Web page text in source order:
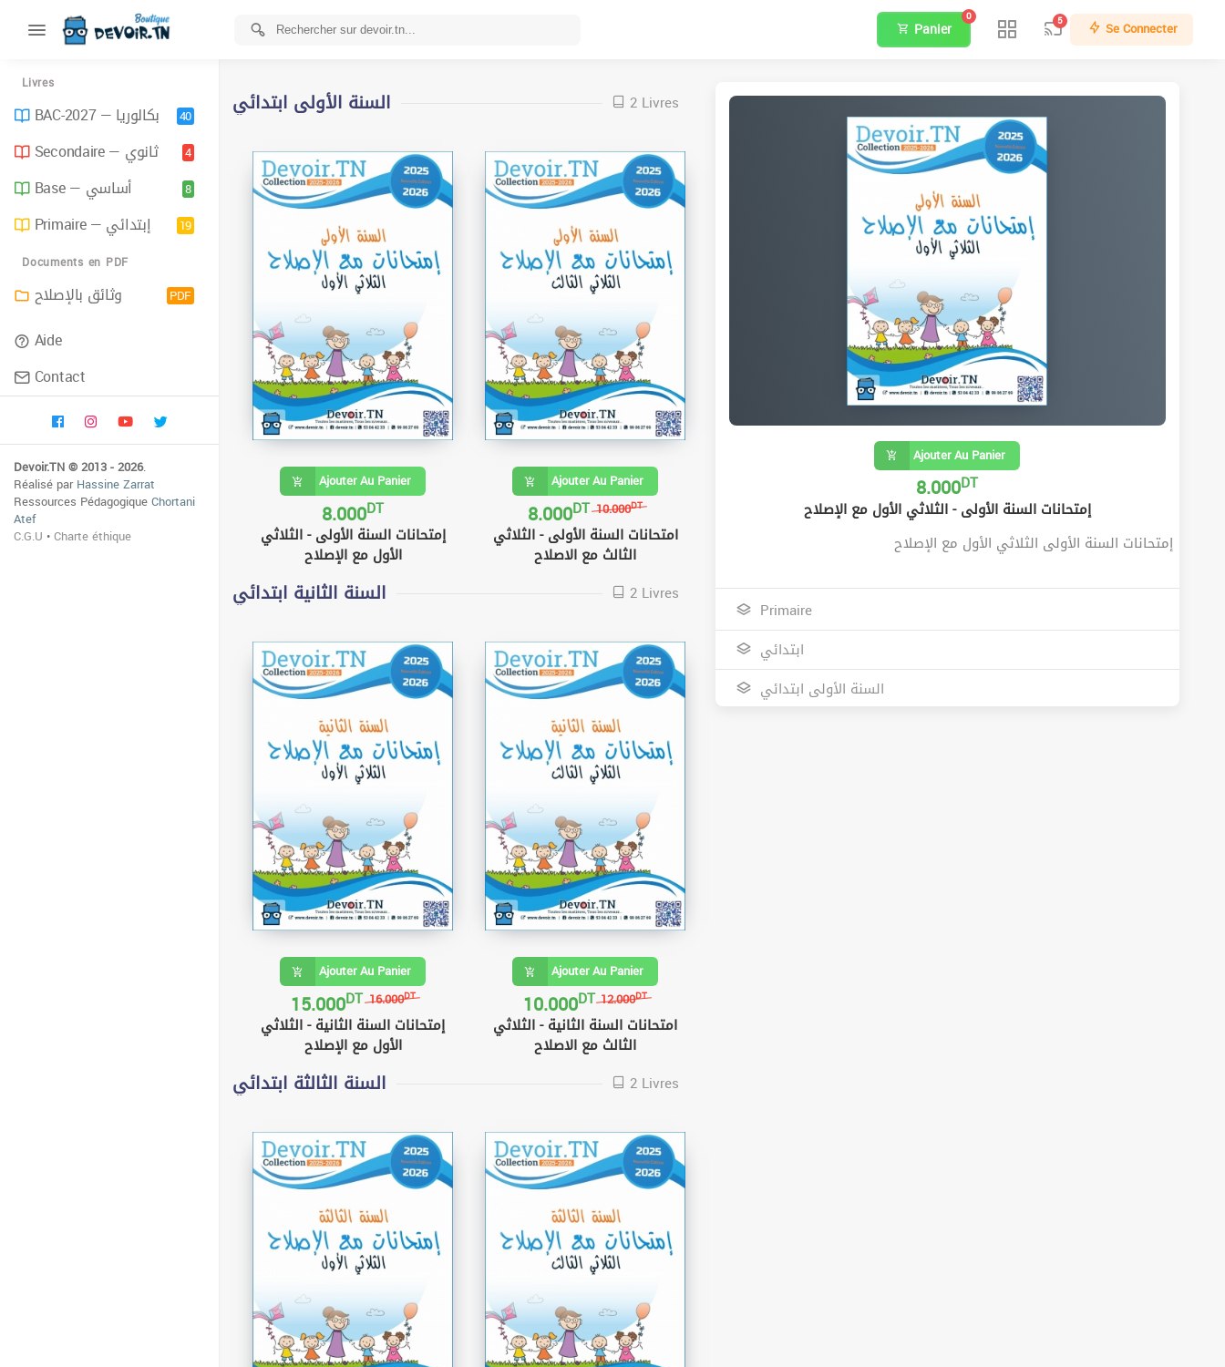
Livres
BAC-2027 — بكالوريا 40
Secondaire — ثانوي 4
Base — أساسي 8
Primaire — إبتدائي 19
Documents en PDF
وثائق بالإصلاح PDF
Aide
Contact
Devoir.TN © 2013 - 2026.
Réalisé parHassine Zarrat
Ressources PédagogiqueChortani
Atef
C.G.U •Charte éthique
Panier
0 5 Se Connecter
السنة الأولى ابتدائي 2 Livres
Ajouter Au Panier
8.000DT
إمتحانات السنة الأولى - الثلاثي
الأول مع الإصلاح
Ajouter Au Panier
10.000DT
8.000DT
امتحانات السنة الأولى - الثلاثي
الثالث مع الاصلاح
السنة الثانية ابتدائي 2 Livres
Ajouter Au Panier
16.000DT
15.000DT
إمتحانات السنة الثانية - الثلاثي
الأول مع الإصلاح
Ajouter Au Panier
12.000DT
10.000DT
امتحانات السنة الثانية - الثلاثي
الثالث مع الاصلاح
السنة الثالثة ابتدائي 2 Livres
Ajouter Au Panier
8.000DT
إمتحانات السنة الأولى - الثلاثي الأول مع الإصلاح
إمتحانات السنة الأولى الثلاثي الأول مع الإصلاح
Primaire
ابتدائي
السنة الأولى ابتدائي